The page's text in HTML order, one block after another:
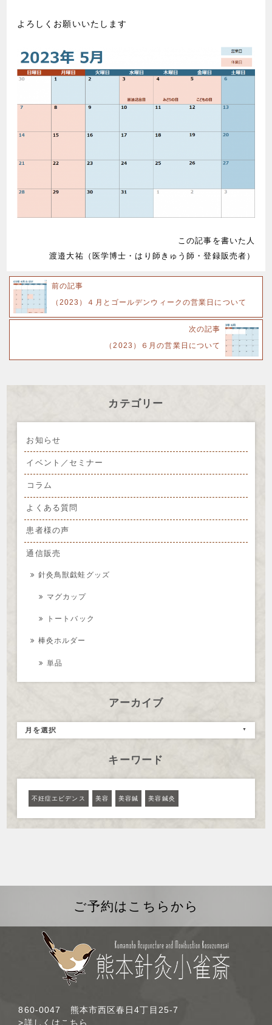
よろしくお願いいたします
この記事を書いた人
渡邉大祐（医学博士・はり師きゅう師・登録販売者）
前の記事
（2023）４月とゴールデンウィークの営業日について
次の記事
（2023）６月の営業日について
カテゴリー
お知らせ
イベント／セミナー
コラム
よくある質問
患者様の声
通信販売
針灸鳥獣戯蛙グッズ
マグカップ
トートバック
棒灸ホルダー
単品
アーカイブ
月を選択
キーワード
不妊症エビデンス 美容 美容鍼 美容鍼灸
ご予約はこちらから
860-0047 熊本市西区春日4丁目25-7
>詳しくはこちら